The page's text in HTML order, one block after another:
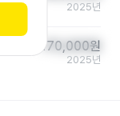
2025년
170,000원
170,000원
2025년